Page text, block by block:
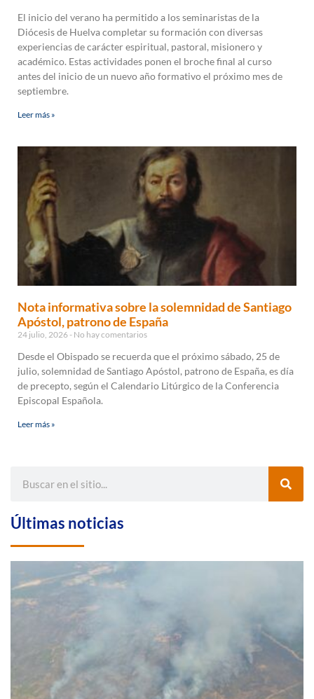
El inicio del verano ha permitido a los seminaristas de la
Diócesis de Huelva completar su formación con diversas
experiencias de carácter espiritual, pastoral, misionero y
académico. Estas actividades ponen el broche final al curso
antes del inicio de un nuevo año formativo el próximo mes de
septiembre.
Leer más »
Nota informativa sobre la solemnidad de Santiago
Apóstol, patrono de España
24 julio, 2026 No hay comentarios
Desde el Obispado se recuerda que el próximo sábado, 25 de
julio, solemnidad de Santiago Apóstol, patrono de España, es día
de precepto, según el Calendario Litúrgico de la Conferencia
Episcopal Española.
Leer más »
Últimas noticias